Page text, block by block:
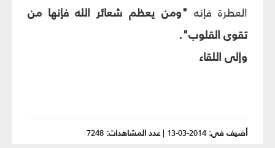
العطرة فإنه "ومن يعظم شعائر الله فإنها من
تقوى القلوب".
وإلى اللقاء
أضيف في: 2014-03-13
|عدد المشاهدات: 7248